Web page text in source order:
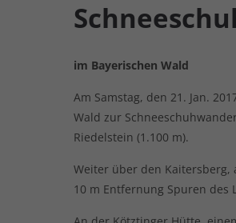
im Bayerischen Wald
Am Samstag, den 21. Jan.
Wald zur
Riedelstein (1.100 m).
Weiter über den Kaitersberg,
10 m Entfernung Spuren des